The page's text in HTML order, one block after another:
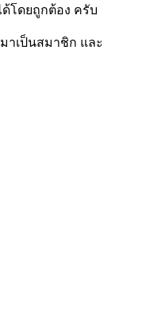
โดยถูกต้อง ครับ
าเป็นสมาชิก และ